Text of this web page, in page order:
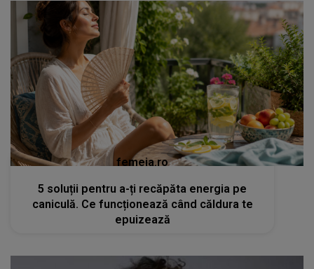
femeia.ro
5 soluții pentru a-ți recăpăta energia pe
caniculă. Ce funcționează când căldura te
epuizează